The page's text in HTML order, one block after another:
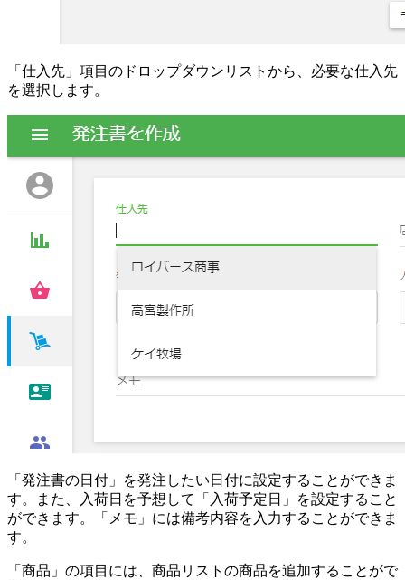
「仕入先」項目のドロップダウンリストから、必要な仕入先
を選択します。
「発注書の日付」を発注したい日付に設定することができま
す。また、入荷日を予想して「入荷予定日」を設定すること
ができます。「メモ」には備考内容を入力することができま
す。
「商品」の項目には、商品リストの商品を追加することがで